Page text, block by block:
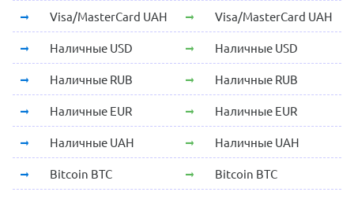
Visa/MasterCard UAH Visa/MasterCard UAH
Наличные USD Наличные USD
Наличные RUB Наличные RUB
Наличные EUR Наличные EUR
Наличные UAH Наличные UAH
Bitcoin BTC Bitcoin BTC